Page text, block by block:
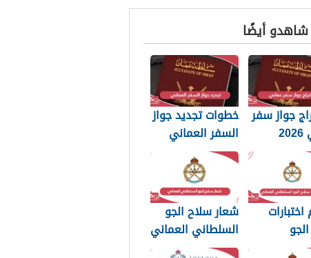
شاهدو أيضًا
جواز سفر
عماني 2026
التي
تعرفها
خطوات تجديد جواز
السفر العماني
2026: الرسوم
والمستندات
المطلوبة
العماني
شعار سلاح الجو
السلطاني العماني
png بجودة عالية